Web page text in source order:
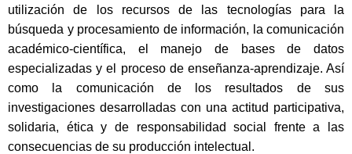
utilización de los recursos de las tecnologías para la
búsqueda y procesamiento de información, la comunicación
académico-científica, el manejo de bases de datos
especializadas y el proceso de enseñanza-aprendizaje. Así
como la comunicación de los resultados de sus
investigaciones desarrolladas con una actitud participativa,
solidaria, ética y de responsabilidad social frente a las
consecuencias de su producción intelectual.